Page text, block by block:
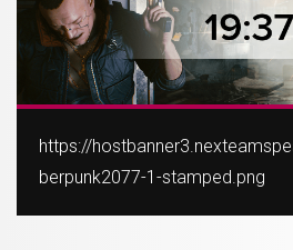
https://
berpunk2077-1-stamped.png